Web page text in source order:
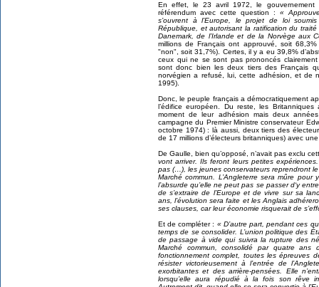
En effet, le 23 avril 1972, le
référendum avec cette question : «
s’ouvrent à l’Europe, le projet de loi
République, et autorisant la ratification du
Danemark, de l’Irlande et de la Norvège aux
millions de Français ont approuvé, soit
"non", soit 31,7%). Certes, il y a eu 39,8%
ceux qui ne se sont pas prononcés
sont donc bien les deux tiers des Français
norvégien a refusé, lui, cette adhésion, et de
1995).
Donc, le peuple français a démocratiquement
l’édifice européen. Du reste, les
moment de leur adhésion mais deux
campagne du Premier Ministre conservateur
octobre 1974) : là aussi, deux tiers des
de 17 millions d’électeurs britanniques) avec
De Gaulle, bien qu’opposé, n’avait pas exclu
vont arriver. Ils feront leurs petites
pas (…), les jeunes conservateurs reprendront
Marché commun. L’Angleterre sera mûre
l’absurde qu’elle ne peut pas se passer d‘y
de s’extraire de l’Europe et de vivre sur sa
ans, l’évolution sera faite et les Anglais
ses clauses, car leur économie risquerait de
Et de compléter : « D’autre part, pendant ces
temps de se consolider. L’union politique des
de passage à vide qui suivra la rupture des
Marché commun, consolidé par quatre ans
fonctionnement complet, toutes les épreuves
résister victorieusement à l’entrée de
exorbitantes et des arrière-pensées. Elle
lorsqu’elle aura répudié à la fois son rêve